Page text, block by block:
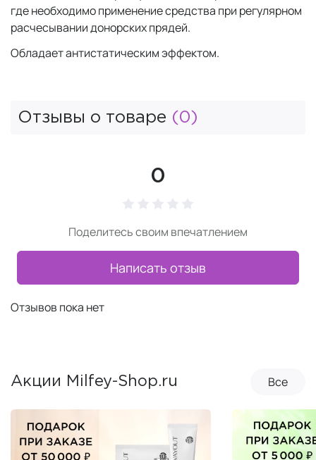
где необходимо применение средства при регулярном
расчесывании донорских прядей.
Обладает антистатическим эффектом.
Отзывы о товаре (0)
0
Поделитесь своим впечатлением
Написать отзыв
Отзывов пока нет
Акции Milfey-Shop.ru Все